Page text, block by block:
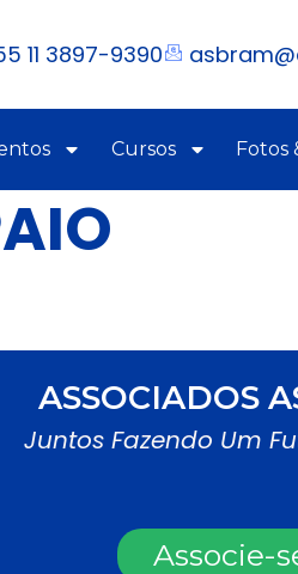
11 3897-9390
Cursos Fotos
ASSOCIADOS
Juntos Fazendo Um
Associe-